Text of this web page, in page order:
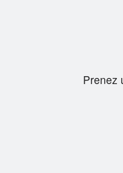
Prenez